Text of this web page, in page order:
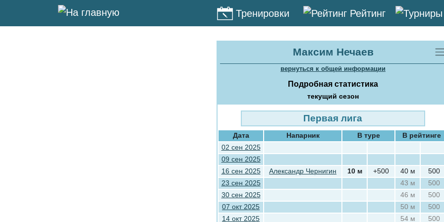
Тренировки Рейтинг
Максим Нечаев
вернуться к общей информации
Подробная статистика
текущий сезон
Первая лига
Дата Напарник В туре
В рейтинге
02 сен 2025
09 сен 2025
16 сен 2025
Александр Чернигин 10 м +500 40 м
500
23 сен 2025
43 м
500
30 сен 2025
46 м
500
07 окт 2025
50 м
500
14 окт 2025
54 м
500